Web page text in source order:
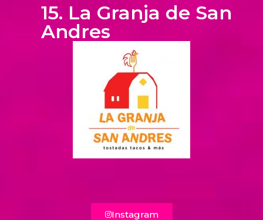
15. La Granja de San
Andres
Instagram